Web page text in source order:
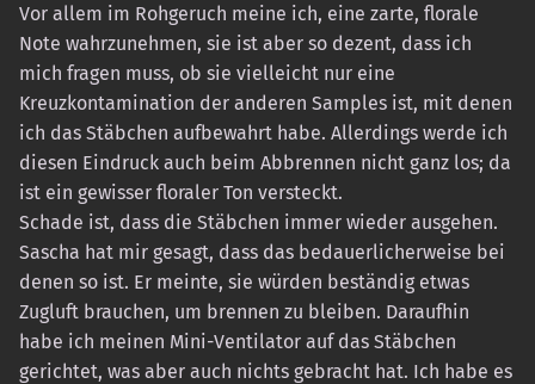
Vor allem im Rohgeruch meine ich, eine zarte, florale
Note wahrzunehmen, sie ist aber so dezent, dass ich
mich fragen muss, ob sie vielleicht nur eine
Kreuzkontamination der anderen Samples ist, mit denen
ich das Stäbchen aufbewahrt habe. Allerdings werde ich
diesen Eindruck auch beim Abbrennen nicht ganz los; da
ist ein gewisser floraler Ton versteckt.
Schade ist, dass die Stäbchen immer wieder ausgehen.
Sascha hat mir gesagt, dass das bedauerlicherweise bei
denen so ist. Er meinte, sie würden beständig etwas
Zugluft brauchen, um brennen zu bleiben. Daraufhin
habe ich meinen Mini-Ventilator auf das Stäbchen
gerichtet, was aber auch nichts gebracht hat. Ich habe es